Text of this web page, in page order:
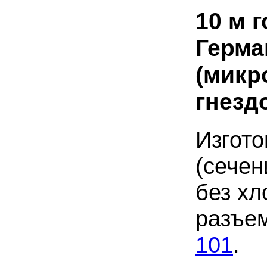
10 м
без
101.